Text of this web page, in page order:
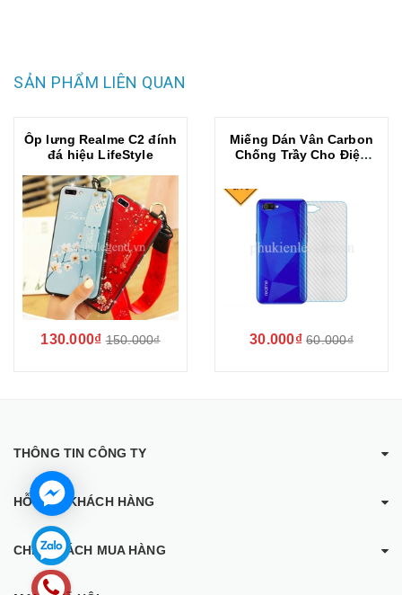
SẢN PHẨM LIÊN QUAN
Ốp lưng Realme C2 đính
đá hiệu LifeStyle
130.000₫ 150.000₫
Miếng Dán Vân Carbon
Chống Trầy Cho Điện
30.000₫ 60.000₫
THÔNG TIN CÔNG TY
HỖ TRỢ KHÁCH HÀNG
CHÍNH SÁCH MUA HÀNG